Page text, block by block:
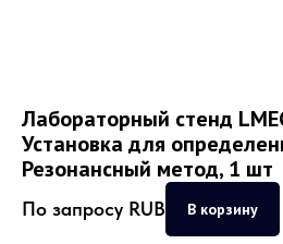
Лабораторный стенд
Установка для
Резонансный метод, 1 шт
По запросу RUB В корзину